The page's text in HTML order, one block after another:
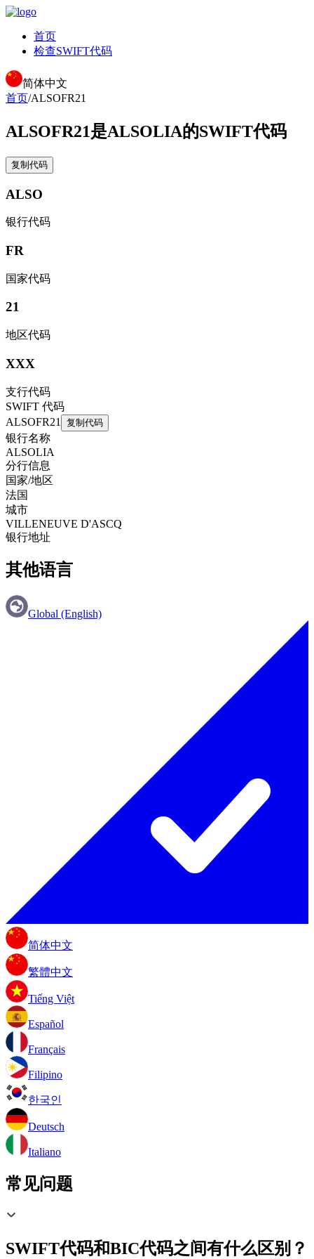
首页
检查SWIFT代码
简体中文
首页/ALSOFR21
ALSOFR21是ALSOLIA的SWIFT代码
复制代码
ALSO
银行代码
FR
国家代码
21
地区代码
XXX
支行代码
SWIFT 代码
ALSOFR21
复制代码
银行名称
ALSOLIA
分行信息
国家/地区
法国
城市
VILLENEUVE D'ASCQ
银行地址
其他语言
Global (English)
简体中文
繁體中文
Tiếng Việt
Español
Français
Filipino
한국인
Deutsch
Italiano
常见问题
SWIFT代码和BIC代码之间有什么区别？